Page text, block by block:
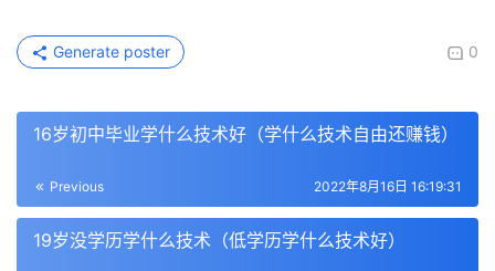
0
Generate poster
16岁初中毕业学什么技术好（学什么技术自由还赚钱）
Previous 2022年8月16日 16:19:31
19岁没学历学什么技术（低学历学什么技术好）